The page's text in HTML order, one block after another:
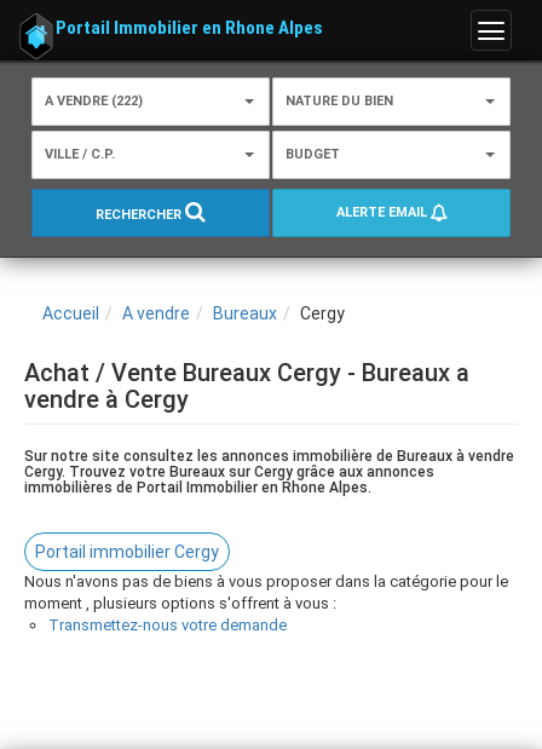
Menu
Portail Immobilier en Rhone Alpes
A VENDRE (222) NATURE DU BIEN
VILLE / C.P. BUDGET
RECHERCHER ALERTE EMAIL
Accueil A vendre Bureaux Cergy
Achat / Vente Bureaux Cergy - Bureaux a
vendre à Cergy
Sur notre site consultez les annonces immobilière de Bureaux à vendre
Cergy. Trouvez votre Bureaux sur Cergy grâce aux annonces
immobilières de Portail Immobilier en Rhone Alpes.
Portail immobilier Cergy
Nous n'avons pas de biens à vous proposer dans la catégorie pour le
moment , plusieurs options s'offrent à vous :
Transmettez-nous votre demande